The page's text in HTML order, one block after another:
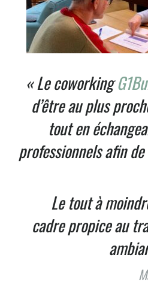
« Le coworking
d’être au plus
tout en
professionnels afin
Le tout à
cadre propice au